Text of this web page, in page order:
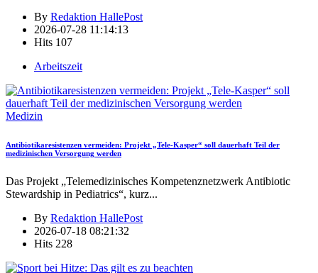
By Redaktion HallePost
2026-07-28 11:14:13
Hits 107
Arbeitszeit
Medizin
Antibiotikaresistenzen vermeiden: Projekt „Tele-Kasper“ soll dauerhaft Teil der
medizinischen Versorgung werden
Das Projekt „Telemedizinisches Kompetenznetzwerk Antibiotic
Stewardship in Pediatrics“, kurz...
By Redaktion HallePost
2026-07-18 08:21:32
Hits 228